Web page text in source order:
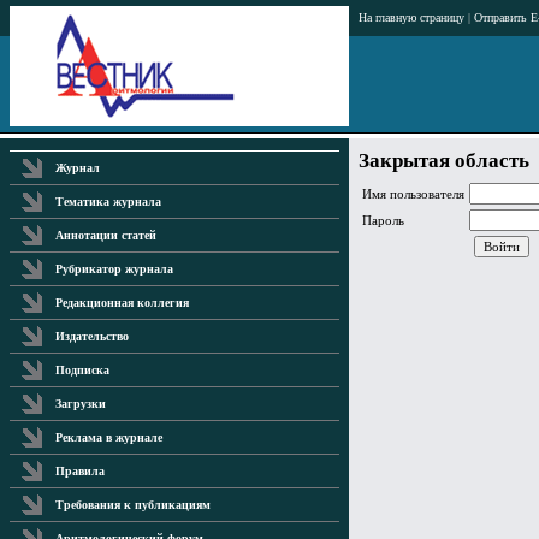
На главную страницу | Отправить
Журнал
Тематика журнала
Аннотации статей
Рубрикатор журнала
Редакционная коллегия
Издательство
Подписка
Загрузки
Реклама в журнале
Правила
Требования к публикациям
Закрытая область
Имя пользователя
Пароль